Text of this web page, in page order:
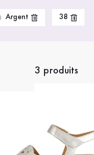
Argent 38
3 produits